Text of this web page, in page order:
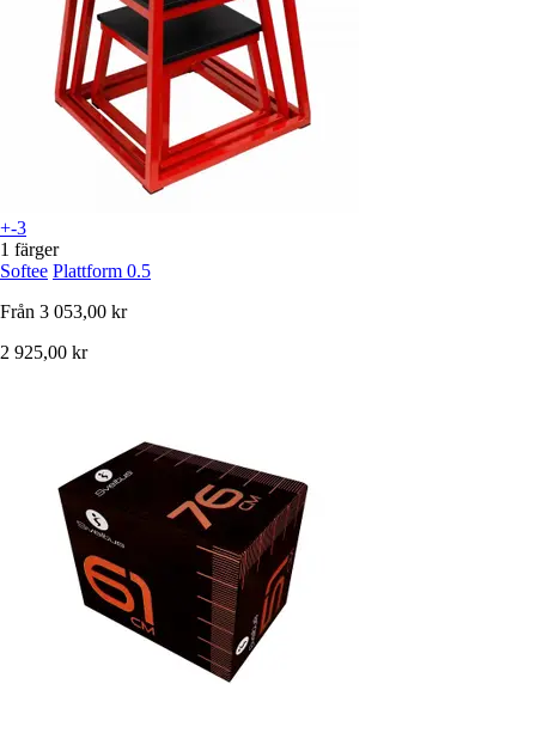
+-3
1 färger
Softee Plattform 0.5
Från 3 053,00 kr
2 925,00 kr